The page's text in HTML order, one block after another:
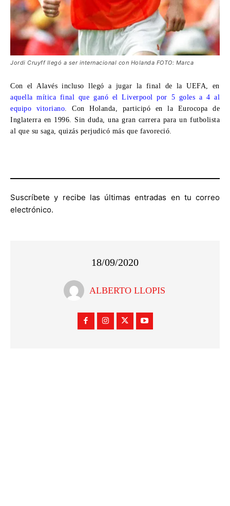
Jordi Cruyff llegó a ser internacional con Holanda FOTO: Marca
Con el Alavés incluso llegó a jugar la final de la UEFA, en
aquella mítica final que ganó el Liverpool por 5 goles a 4 al
equipo vitoriano . Con Holanda, participó en la Eurocopa de
Inglaterra en 1996. Sin duda, una gran carrera para un futbolista
al que su saga, quizás perjudicó más que favoreció.
Suscríbete y recibe las últimas entradas en tu correo
electrónico.
18/09/2020
ALBERTO LLOPIS